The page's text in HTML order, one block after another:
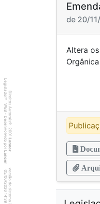
de 20/
Altera os
Direitos Autorais
©
2001
Lancer
Legislador
®
WEB - Desenvolvido por
Lancer
versão do sistema 2.10.20
3
4
4
:3
9
0
5
/
0
6
/
2
0
2
6